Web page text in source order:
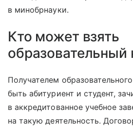
в минобрнауки.
Кто может взять
образовательный
Получателем
быть абитуриент и студент,
в аккредитованное учебное
на такую деятельность.